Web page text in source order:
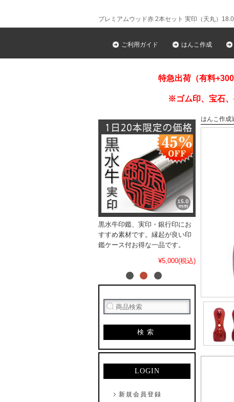
プレミアムウッド赤 2本セット 実印（天丸）
ご利用ガイド はんこ作成
特急出荷（有料
※ゴム印、宝石、
黒水牛印鑑、実印・銀行印にお
すすめ素材です。縁起が良い印
鑑ケース付お得な一品です。
¥5,000(税込)
検索
LOGIN
新規会員登録
はんこ作成